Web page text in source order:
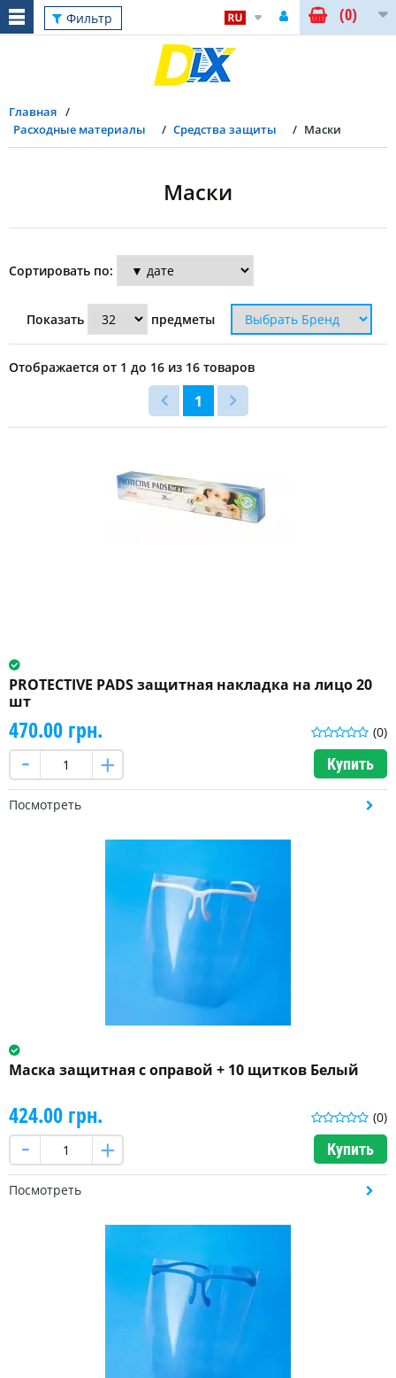
Фильтр (0)
Главная
Расходные материалы
Средства защиты Маски
Маски
Цвет
Белый
(1)
Сброс
Сортировать по:
Показать предметы
Отображается от 1 до 16 из 16 товаров
1
PROTECTIVE PADS защитная накладка на лицо 20
шт
(0)
470.00 грн.
Купить
Посмотреть
Маска защитная с оправой + 10 щитков Белый
(0)
424.00 грн.
Купить
Посмотреть